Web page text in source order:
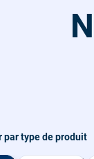
par type de produit